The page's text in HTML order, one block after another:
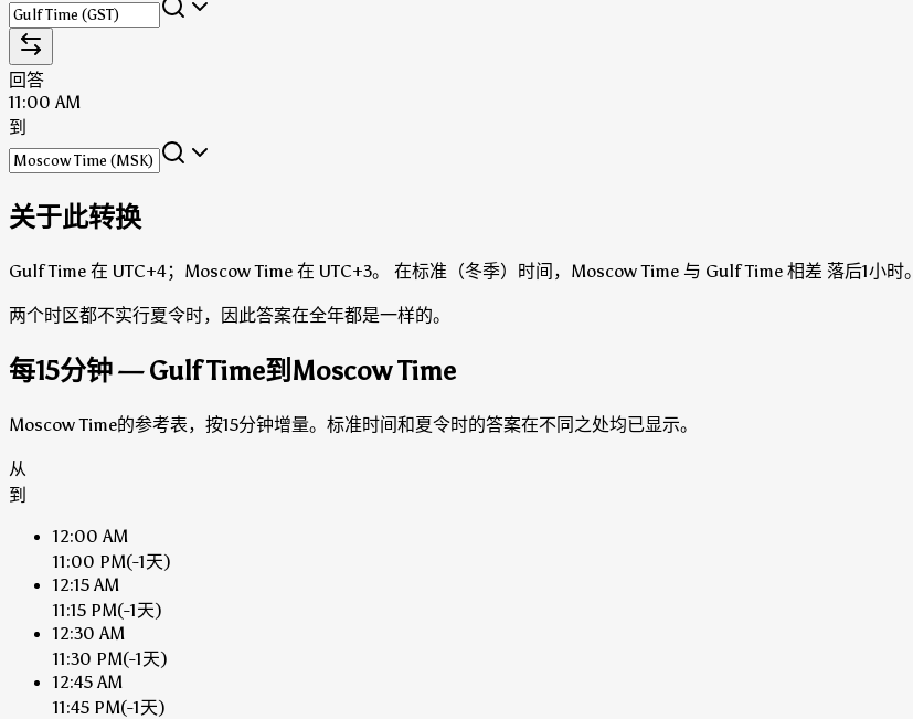
回答
11:00 AM
到
关于此转换
Gulf Time 在 UTC+4；Moscow Time 在 UTC+3。 在标准（冬季）时间，Moscow Time 与 Gulf Time 相差 落后1小时。
两个时区都不实行夏令时，因此答案在全年都是一样的。
每15分钟 — Gulf Time到Moscow Time
Moscow Time的参考表，按15分钟增量。标准时间和夏令时的答案在不同之处均已显示。
从
到
12:00 AM
11:00 PM(-1天)
12:15 AM
11:15 PM(-1天)
12:30 AM
11:30 PM(-1天)
12:45 AM
11:45 PM(-1天)